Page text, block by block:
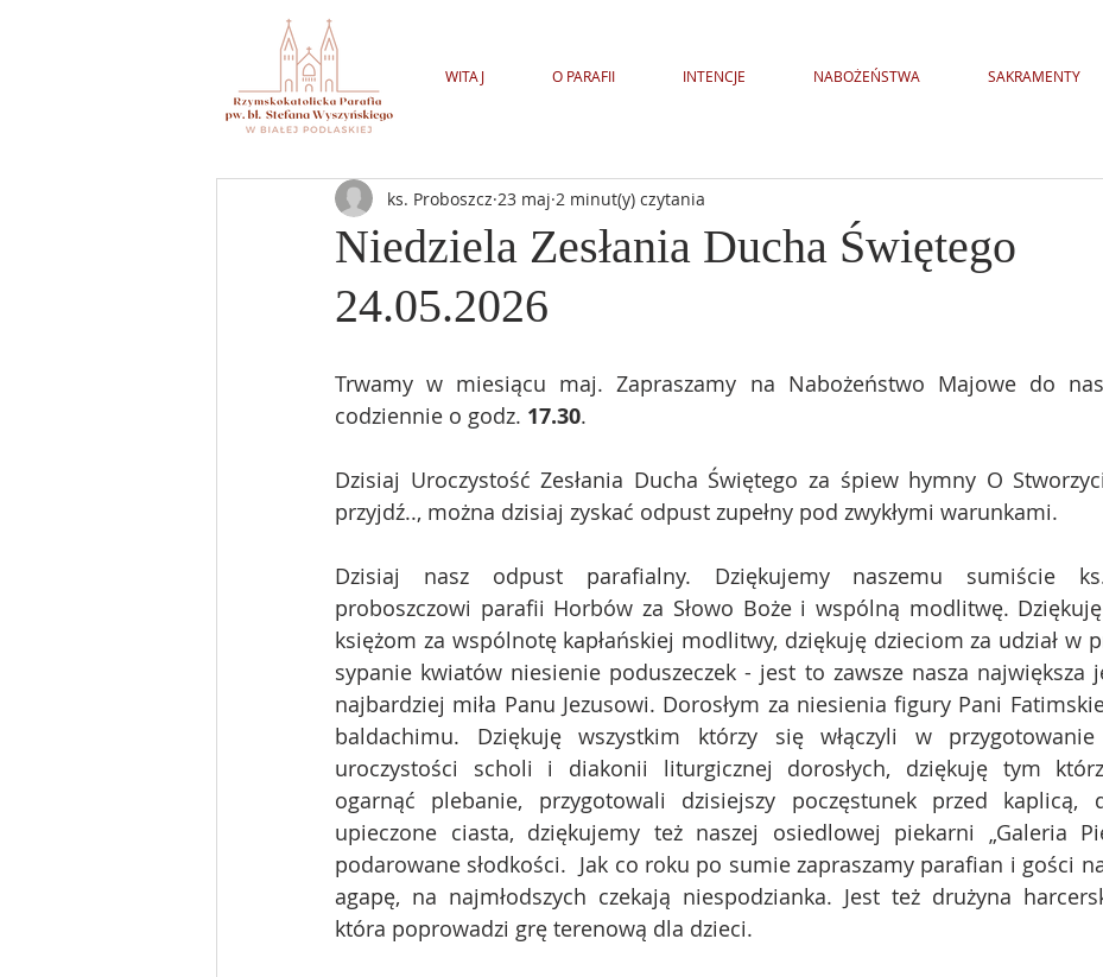
WITAJ O PARAFII INTENCJE NABOŻEŃSTWA SAKRAMENTY
Niedziela Zesłania Ducha Świętego
24.05.2026
ks. Proboszcz 23 maj 2 minut(y) czytania
Trwamy w miesiącu maj. Zapraszamy na Nabożeństwo Majowe do
codziennie o godz. 17.30.
Dzisiaj Uroczystość Zesłania Ducha Świętego za śpiew hymny O
przyjdź.., można dzisiaj zyskać odpust zupełny pod zwykłymi warunkami.
Dzisiaj nasz odpust parafialny. Dziękujemy naszemu sumiście
proboszczowi parafii Horbów za Słowo Boże i wspólną modlitwę. Dziękuję
księżom za wspólnotę kapłańskiej modlitwy, dziękuję dzieciom za udział w
sypanie kwiatów niesienie poduszeczek - jest to zawsze nasza największa
najbardziej miła Panu Jezusowi. Dorosłym za niesienia figury Pani
baldachimu. Dziękuję wszystkim którzy się włączyli w przygotowanie
uroczystości scholi i diakonii liturgicznej dorosłych, dziękuję tym
ogarnąć plebanie, przygotowali dzisiejszy poczęstunek przed kaplicą,
upieczone ciasta, dziękujemy też naszej osiedlowej piekarni „Galeria
podarowane słodkości.  Jak co roku po sumie zapraszamy parafian i gości
agapę, na najmłodszych czekają niespodzianka. Jest też drużyna
która poprowadzi grę terenową dla dzieci.